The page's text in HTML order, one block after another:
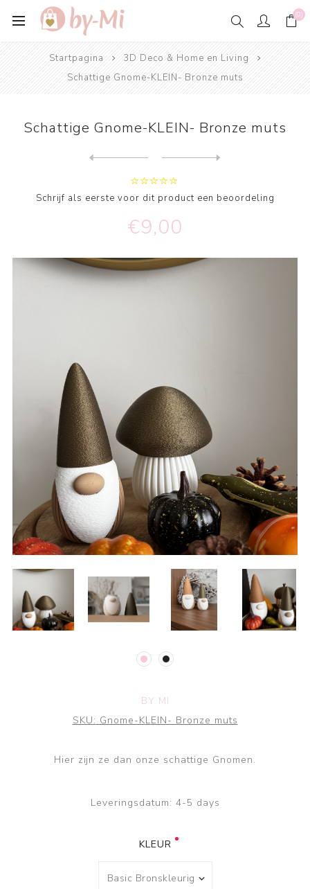
(0)
Startpagina
3D Deco & Home en Living
Schattige Gnome-KLEIN- Bronze muts
Schattige Gnome-KLEIN- Bronze muts
Schrijf als eerste voor dit product een beoordeling
€9,00
BY MI
SKU: Gnome-KLEIN- Bronze muts
Hier zijn ze dan onze schattige Gnomen.
Leveringsdatum: 4-5 days
KLEUR